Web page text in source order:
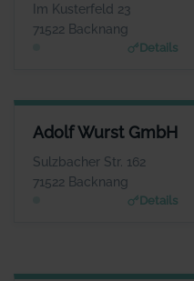
Im Kusterfeld 23
71522 Backnang
Details
www.adegmbh.de
Adolf Wurst GmbH
Sulzbacher Str. 162
71522 Backnang
Details
ADOLF WURST GMBH
Herr Mario Bay
www.badforumbacknan
g.de